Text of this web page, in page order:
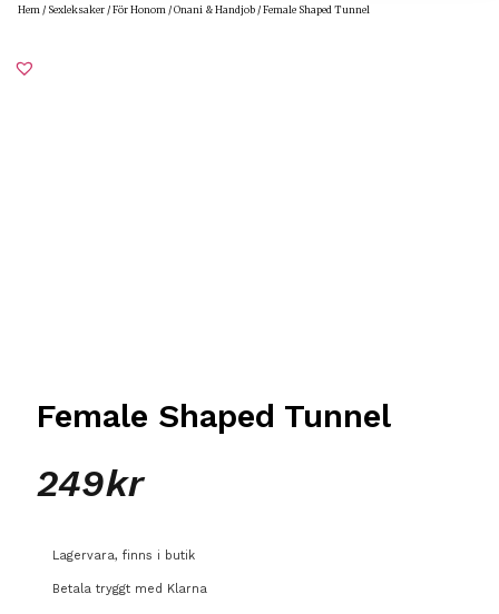
Hem/ Sexleksaker/För Honom/Onani & Handjob/ Female Shaped Tunnel
Female Shaped Tunnel
249kr
Lagervara, finns i butik
Betala tryggt med Klarna